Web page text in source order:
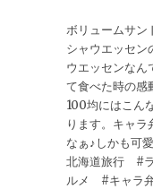
ボリュームサ
シャウエッセン
ウエッセンな
て食べた時の感
100均にはこん
ります。キャラ
なぁ♪しかも
北海道旅行
ルメ #キャラ